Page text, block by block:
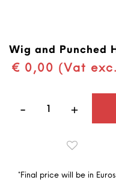
Wig and Punched
€ 0,00 (Vat
*Final price will be in